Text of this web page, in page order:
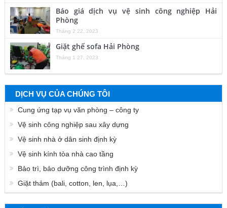
Báo giá dịch vụ vệ sinh công nghiệp Hải
Phòng
Tháng 2 22, 2023
Giặt ghế sofa Hải Phòng
Tháng 1 27, 2023
DỊCH VỤ CỦA CHÚNG TÔI
Cung ứng tạp vụ văn phòng – công ty
Vệ sinh công nghiệp sau xây dựng
Vệ sinh nhà ở dân sinh định kỳ
Vệ sinh kính tòa nhà cao tầng
Bảo trì, bảo dưỡng công trình định kỳ
Giặt thảm (bali, cotton, len, lụa,…)